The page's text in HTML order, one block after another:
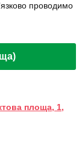
проводимо
площа, 1,